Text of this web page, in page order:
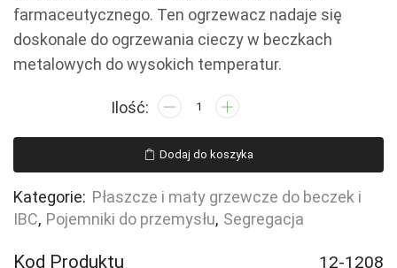
farmaceutycznego. Ten ogrzewacz nadaje się
doskonale do ogrzewania cieczy w beczkach
metalowych do wysokich temperatur.
ilość
beczek
200
L
na
Dodaj do koszyka
Kategorie: Płaszcze i maty grzewcze do beczek i
IBC, Pojemniki do przemysłu, Segregacja
Kod Produktu 12-1208